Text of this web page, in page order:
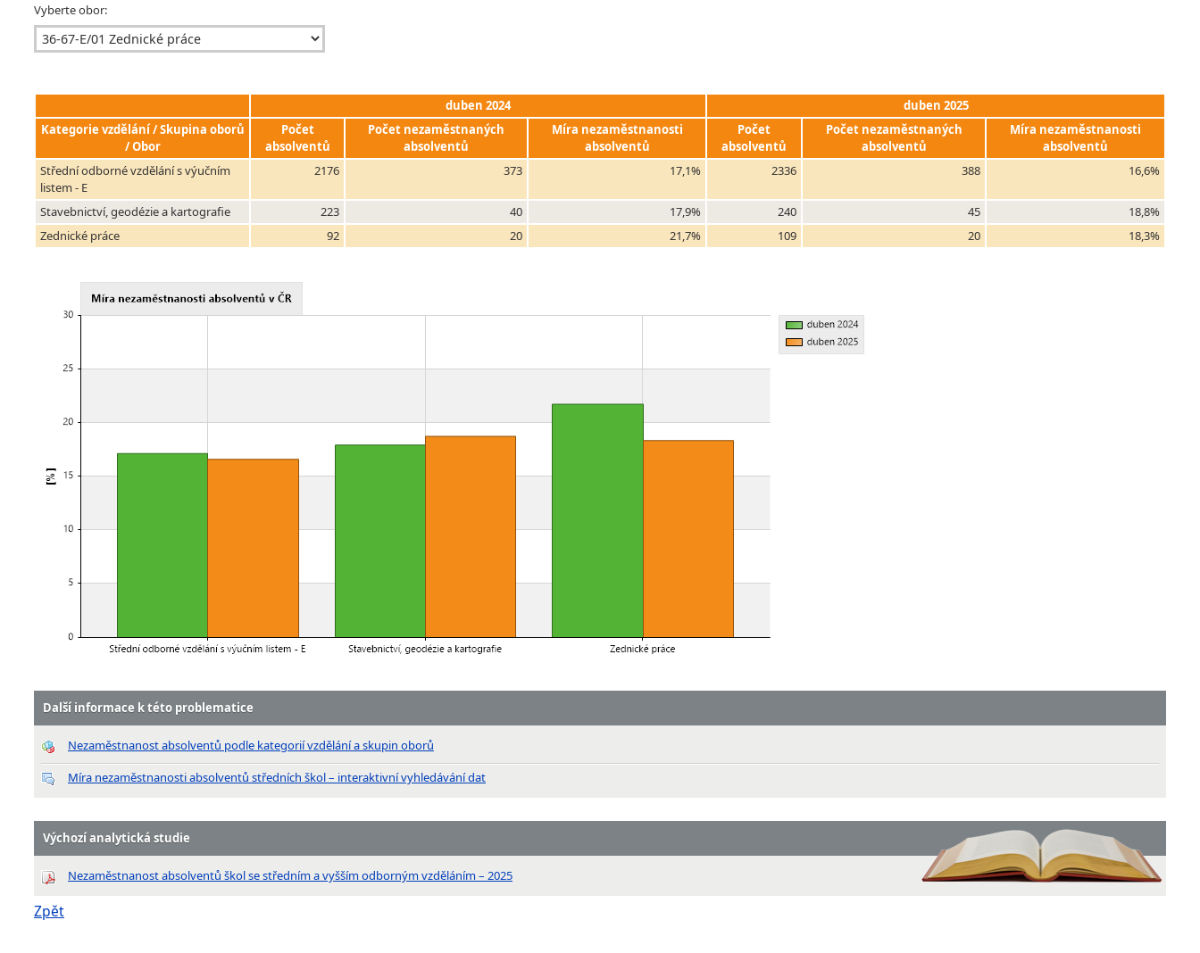
Vyberte obor:
duben 2024
duben 2025
Kategorie vzdělání / Skupina oborů
/ Obor
Počet
absolventů
Počet nezaměstnaných
absolventů
Míra nezaměstnanosti
absolventů
Počet
absolventů
Počet nezaměstnaných
absolventů
Míra nezaměstnanosti
absolventů
Střední odborné vzdělání s výučním
listem - E
2176 373 17,1% 2336 388 16,6%
Stavebnictví, geodézie a kartografie 223 40 17,9% 240 45
18,8%
Zednické práce
92 20 21,7% 109 20 18,3%
Další informace k této problematice
Nezaměstnanost absolventů podle kategorií vzdělání a skupin oborů
Míra nezaměstnanosti absolventů středních škol – interaktivní vyhledávání dat
Výchozí analytická studie
Nezaměstnanost absolventů škol se středním a vyšším odborným vzděláním – 2025
Zpět